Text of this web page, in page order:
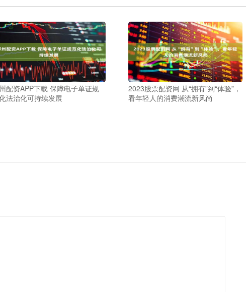
配资APP下载 保障电子单证规
法治化可持续发展
2023股票配资网 从“拥有”到“体验”，
看年轻人的消费潮流新风尚